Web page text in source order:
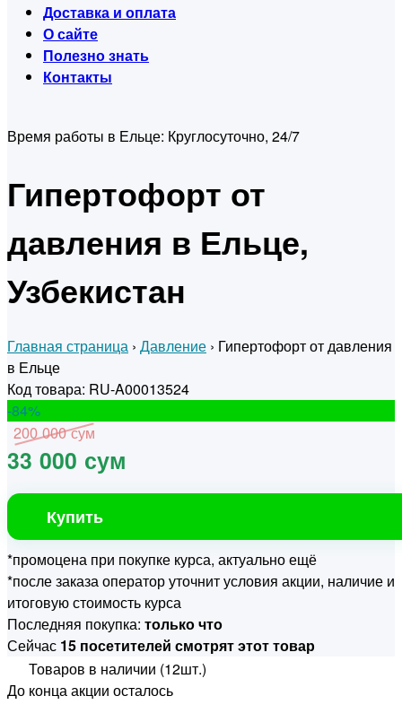
Доставка и оплата
О сайте
Полезно знать
Контакты
Время работы в Ельце: Круглосуточно, 24/7
Гипертофорт от
давления в Ельце,
Узбекистан
Главная страница › Давление › Гипертофорт от давления
в Ельце
Код товара: RU-A00013524
-84%
200 000 сум
33 000 сум
Купить
*промоцена при покупке курса, актуально ещё
*после заказа оператор уточнит условия акции, наличие и
итоговую стоимость курса
Последняя покупка: только что
Сейчас 15 посетителей смотрят этот товар
Товаров в наличии (12шт.)
До конца акции осталось